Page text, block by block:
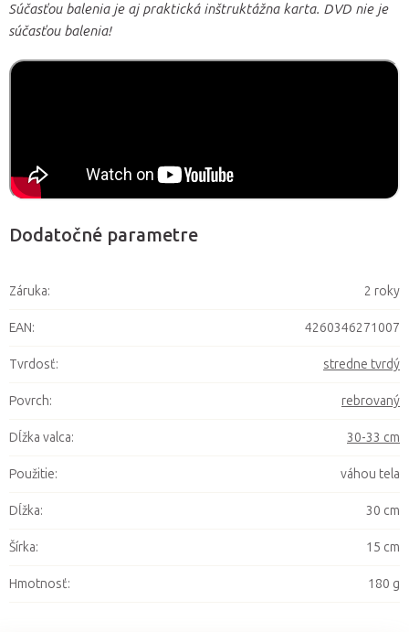
Súčasťou balenia je aj praktická inštruktážna karta. DVD nie je
súčasťou balenia!
Dodatočné parametre
Záruka: 2 roky
EAN: 4260346271007
Tvrdosť: stredne tvrdý
Povrch: rebrovaný
Dĺžka valca: 30-33 cm
Použitie: váhou tela
Dĺžka: 30 cm
Šírka: 15 cm
Hmotnosť: 180 g